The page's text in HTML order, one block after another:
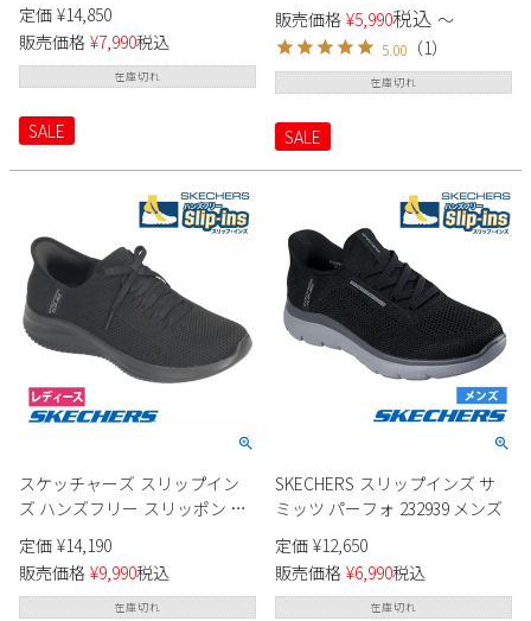
new balance
puma
SKECHERS
GAP
EDWIN
new balance
asics
瞬足
ショルダーバッグ
財布
お問い合わせ
営業日カレンダー
休業日 お問い合わせ窓口休業日
2026 年8月
日 火 木 金
土
1
2
3 7
8
16
17 18 20 21
22
23
24 25 27 28
29
30
2026 年9月
定価 ¥14,850
販売価格 ¥7,990税込
在庫切れ
SALE
SKECHERS Slip-ins 117638 BLK
LIL ブラック ライラック 靴 履き
やすい ノーマル幅 黒
販売価格 ¥5,990税込 〜
5.00 （1）
在庫切れ
SALE
スケッチャーズ スリップイン
ズ ハンズフリー スリッポン ス
ニーカー レディース ウルトラ
フレックス ローカット Slip-ins
SKECHERS ULTRAFLEX 150457
BBK ブラック 黒 履きやすい ノ
定価 ¥14,190
販売価格 ¥9,990税込
在庫切れ
SKECHERS スリップインズ サ
ミッツ パーフォ 232939 メンズ
定価 ¥12,650
販売価格 ¥6,990税込
在庫切れ